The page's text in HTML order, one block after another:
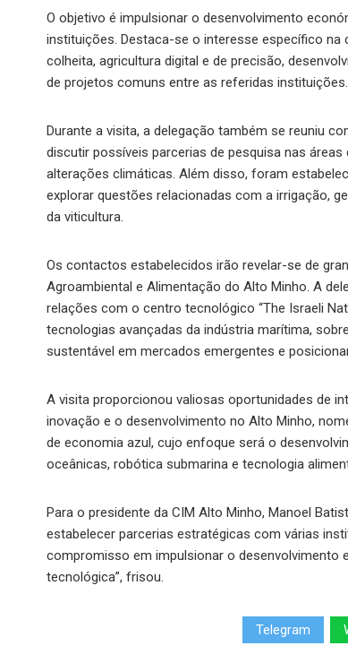
O objetivo é impulsionar o desenvolvimento
instituições. Destaca-se o interesse específico
colheita, agricultura digital e de precisão,
de projetos comuns entre as referidas instituições.
Durante a visita, a delegação também se reuniu
discutir possíveis parcerias de pesquisa nas
alterações climáticas. Além disso, foram
explorar questões relacionadas com a irrigação,
da viticultura.
Os contactos estabelecidos irão revelar-se de
Agroambiental e Alimentação do Alto Minho. A
relações com o centro tecnológico “The Israeli
tecnologias avançadas da indústria marítima,
sustentável em mercados emergentes e
A visita proporcionou valiosas oportunidades de
inovação e o desenvolvimento no Alto Minho,
de economia azul, cujo enfoque será o
oceânicas, robótica submarina e tecnologia
Para o presidente da CIM Alto Minho, Manoel
estabelecer parcerias estratégicas com várias
compromisso em impulsionar o desenvolvimento
tecnológica”, frisou.
Telegram